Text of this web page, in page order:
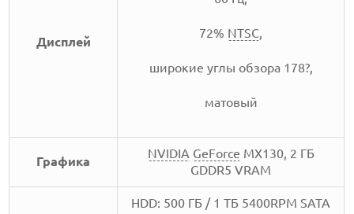
Дисплей
72% NTSC
широкие углы обзора 178?,
матовый
Графика
NVIDIA GeForce MX130, 2 ГБ
GDDR5 VRAM
HDD: 500 ГБ / 1 ТБ 5400RPM SATA